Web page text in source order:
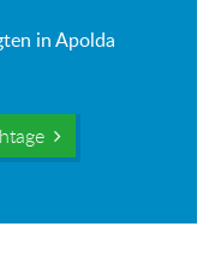
in Apolda